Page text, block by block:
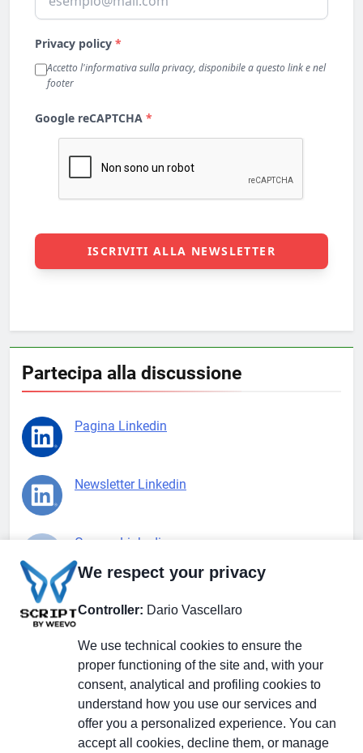
Partecipa alla discussione
Pagina Linkedin
Newsletter Linkedin
Gruppo Linkedin
X.com
We respect your privacy
Controller: Dario Vascellaro
We use technical cookies to ensure the
proper functioning of the site and, with your
consent, analytical and profiling cookies to
understand how you use our services and
offer you a personalized experience. You can
accept all cookies, decline them, or manage